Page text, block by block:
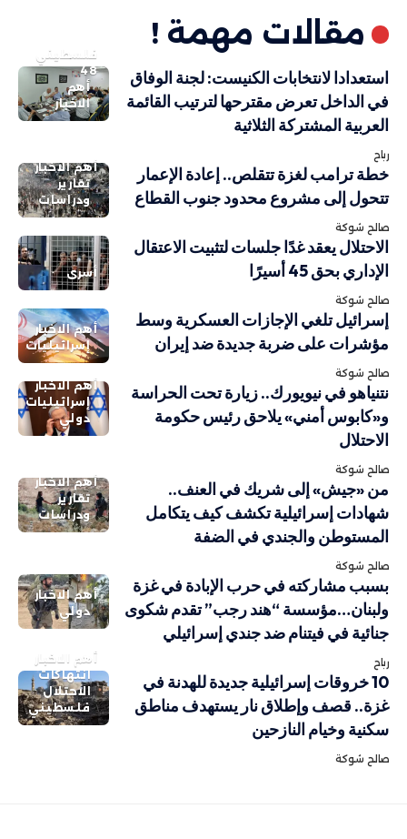
مقالات مهمة !
فلسطيني
48
أهم
الاخبار
استعدادا لانتخابات الكنيست: لجنة الوفاق
في الداخل تعرض مقترحها لترتيب القائمة
العربية المشتركة الثلاثية
رباح
أهم الاخبار
تقارير
ودراسات
خطة ترامب لغزة تتقلص.. إعادة الإعمار
تتحول إلى مشروع محدود جنوب القطاع
صالح شوكة
أسرى
الاحتلال يعقد غدًا جلسات لتثبيت الاعتقال
الإداري بحق 45 أسيرًا
صالح شوكة
أهم الاخبار
إسرائيليات
إسرائيل تلغي الإجازات العسكرية وسط
مؤشرات على ضربة جديدة ضد إيران
صالح شوكة
أهم الاخبار
إسرائيليات
دولي
نتنياهو في نيويورك.. زيارة تحت الحراسة
و«كابوس أمني» يلاحق رئيس حكومة
الاحتلال
صالح شوكة
أهم الاخبار
تقارير
ودراسات
من «جيش» إلى شريك في العنف..
شهادات إسرائيلية تكشف كيف يتكامل
المستوطن والجندي في الضفة
صالح شوكة
أهم الاخبار
دولي
بسبب مشاركته في حرب الإبادة في غزة
ولبنان…مؤسسة “هند رجب” تقدم شكوى
جنائية في فيتنام ضد جندي إسرائيلي
رباح
أهم الاخبار
انتهاكات
الاحتلال
فلسطيني
10 خروقات إسرائيلية جديدة للهدنة في
غزة.. قصف وإطلاق نار يستهدف مناطق
سكنية وخيام النازحين
صالح شوكة